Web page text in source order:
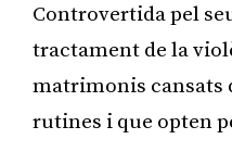
Controvertida pel
tractament de la
matrimonis cansats
rutines i que opten